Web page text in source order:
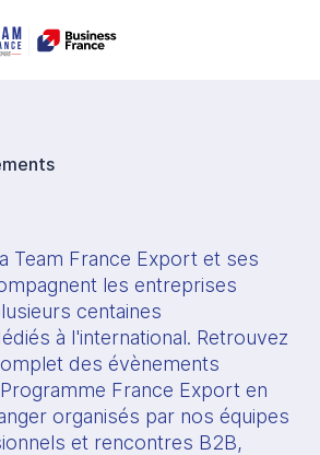
Team France Export et ses
les entreprises
centaines
à l'international. Retrouvez
des évènements
France Export en
organisés par nos équipes
et rencontres B2B,